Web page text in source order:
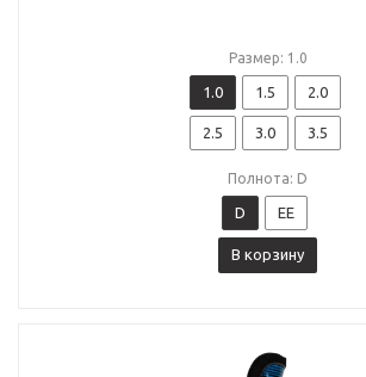
Размер: 1.0
1.0 1.5 2.0
2.5 3.0 3.5
Полнота: D
D EE
В корзину